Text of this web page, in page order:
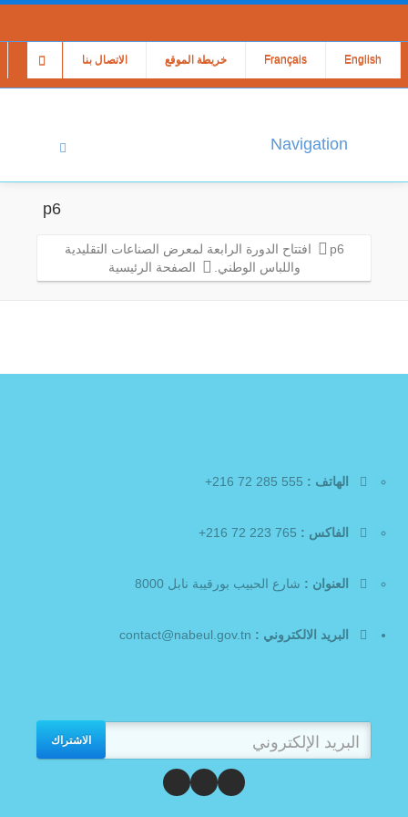
الاتصال بنا خريطة الموقع Français English
Navigation
p6
p6
افتتاح الدورة الرابعة لمعرض الصناعات التقليدية
واللباس الوطني.
الصفحة الرئيسية
الهاتف :
الفاكس :
العنوان : شارع الحبيب بورقيبة نابل 8000
البريد الالكتروني :
الاشتراك